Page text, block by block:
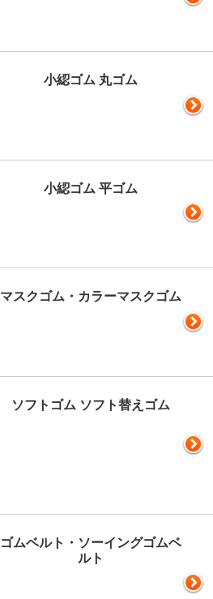
小綛ゴム 丸ゴム
小綛ゴム 平ゴム
マスクゴム・カラーマスクゴム
ソフトゴム ソフト替えゴム
ゴムベルト・ソーイングゴムベ
ルト